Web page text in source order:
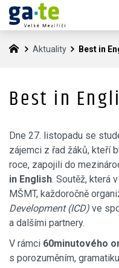
Aktuality Best in
Best in
Dne 27. listopadu se
zájemci z řad žáků, kteří
roce, zapojili do
in English. Soutěž, která
MŠMT, každoročně
Development (ICD) ve
a dalšími partnery.
V rámci 60minutového
s porozuměním,